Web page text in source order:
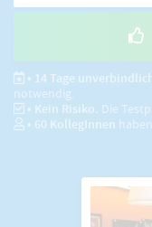
• 14 Tage
notwendig.
• Kein Risiko. Die
• 60 KollegInnen